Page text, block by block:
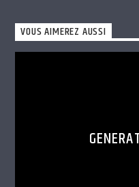
VOUS AIMEREZ AUSSI